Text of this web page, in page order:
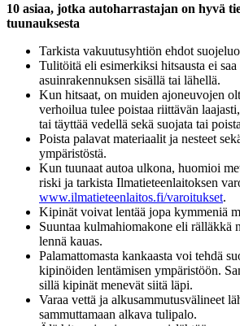
10 asiaa, jotka autoharrastajan on hyvä
tuunauksesta
Tarkista vakuutusyhtiön ehdot
Tulitöitä eli esimerkiksi hitsausta ei saa
asuinrakennuksen sisällä tai lähellä.
Kun hitsaat, on muiden ajoneuvojen
verhoilua tulee poistaa riittävän
tai täyttää vedellä sekä suojata tai
Poista palavat materiaalit ja nesteet
ympäristöstä.
Kun tuunaat autoa ulkona, huomioi
riski ja tarkista Ilmatieteenlaitoksen
www.ilmatieteenlaitos.fi/varoitukset.
Kipinät voivat lentää jopa kymmeniä
Suuntaa kulmahiomakone eli rälläkkä
lennä kauas.
Palamattomasta kankaasta voi tehdä
kipinöiden lentämisen ympäristöön.
sillä kipinät menevät siitä läpi.
Varaa vettä ja alkusammutusvälineet
sammuttamaan alkava tulipalo.